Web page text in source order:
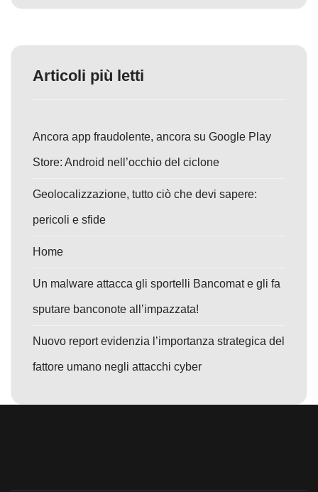
Articoli più letti
Ancora app fraudolente, ancora su Google Play
Store: Android nell’occhio del ciclone
Geolocalizzazione, tutto ciò che devi sapere:
pericoli e sfide
Home
Un malware attacca gli sportelli Bancomat e gli fa
sputare banconote all’impazzata!
Nuovo report evidenzia l’importanza strategica del
fattore umano negli attacchi cyber